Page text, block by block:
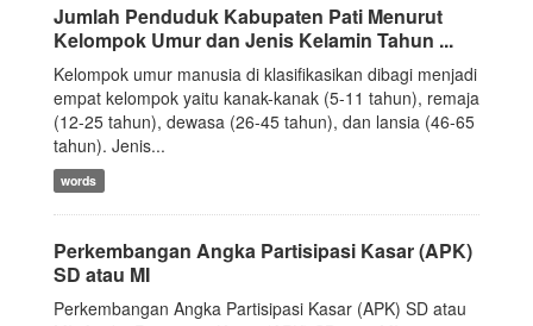
Jumlah Penduduk Kabupaten Pati Menurut
Kelompok Umur dan Jenis Kelamin Tahun ...
Kelompok umur manusia di klasifikasikan dibagi menjadi
empat kelompok yaitu kanak-kanak (5-11 tahun), remaja
(12-25 tahun), dewasa (26-45 tahun), dan lansia (46-65
tahun). Jenis...
words
Perkembangan Angka Partisipasi Kasar (APK)
SD atau MI
Perkembangan Angka Partisipasi Kasar (APK) SD atau